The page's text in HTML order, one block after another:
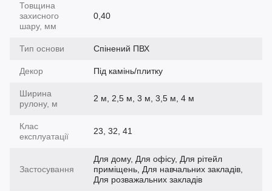
Товщина
захисного
шару, мм
0,40
Тип основи Спінений ПВХ
Декор Під камінь/плитку
Ширина
рулону, м
2 м, 2,5 м, 3 м, 3,5 м, 4 м
Клас
експлуатації
23, 32, 41
Застосування
Для дому, Для офісу, Для рітейл
приміщень, Для навчальних закладів,
Для розважальних закладів